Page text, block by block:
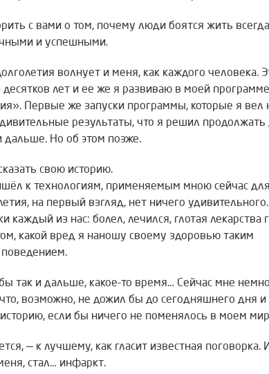
с вами о том, почему люди боятся жить
и успешными.
волнует и меня, как каждого человека.
десятков лет и ее же я развиваю в моей
Первые же запуски программы, которые я вел
результаты, что я решил продолжать
дальше. Но об этом позже.
свою историю.
к технологиям, применяемым мною сейчас
на первый взгляд, нет ничего
каждый из нас: болел, лечился, глотая лекарства
какой вред я наношу своему здоровью таким
так и дальше, какое-то время… Сейчас мне
возможно, не дожил бы до сегодняшнего дня и
историю, если бы ничего не поменялось в моем
— к лучшему, как гласит известная поговорка.
стал… инфаркт.